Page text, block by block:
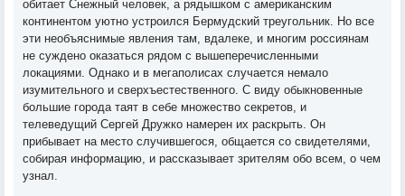
обитает Снежный человек, а рядышком с американским
континентом уютно устроился Бермудский треугольник. Но все
эти необъяснимые явления там, вдалеке, и многим россиянам
не суждено оказаться рядом с вышеперечисленными
локациями. Однако и в мегаполисах случается немало
изумительного и сверхъестественного. С виду обыкновенные
большие города таят в себе множество секретов, и
телеведущий Сергей Дружко намерен их раскрыть. Он
прибывает на место случившегося, общается со свидетелями,
собирая информацию, и рассказывает зрителям обо всем, о чем
узнал.